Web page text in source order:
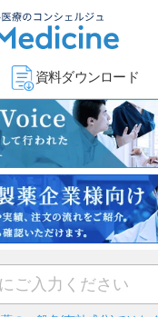
資料ダウンロード